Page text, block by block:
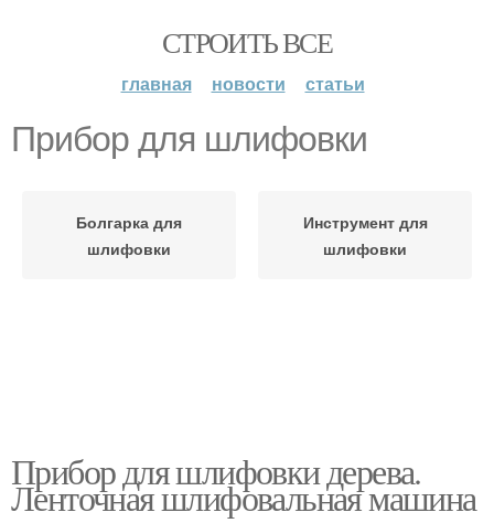
СТРОИТЬ ВСЕ
главная новости статьи
Прибор для шлифовки
Болгарка для
шлифовки
Инструмент для
шлифовки
Прибор для шлифовки дерева.
Ленточная шлифовальная машина